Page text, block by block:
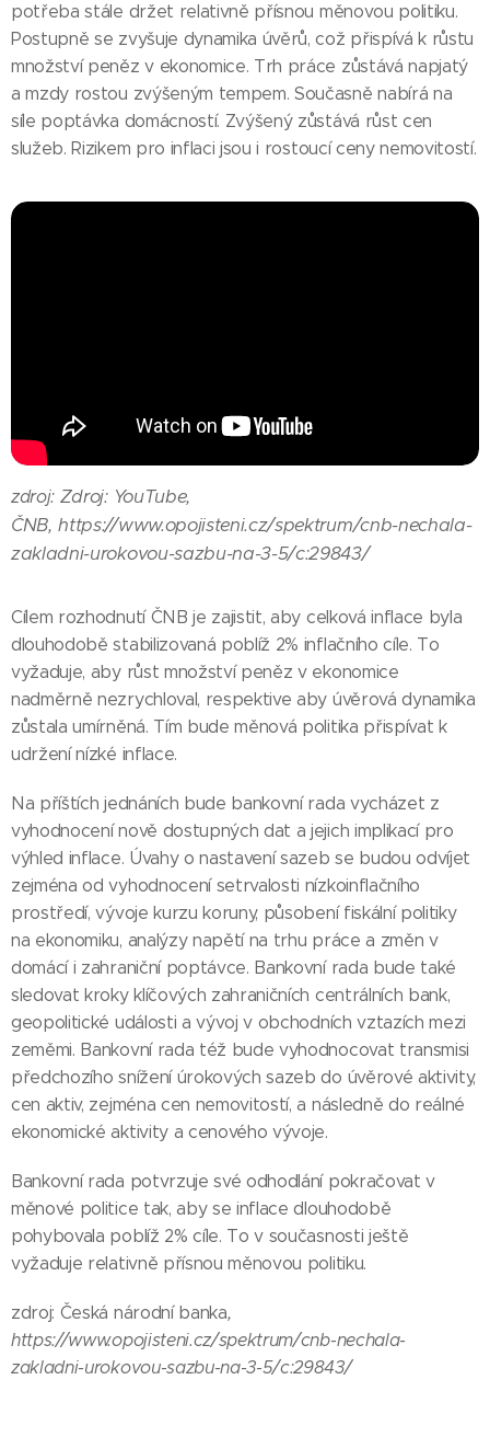
potřeba stále držet relativně přísnou měnovou politiku.
Postupně se zvyšuje dynamika úvěrů, což přispívá k růstu
množství peněz v ekonomice. Trh práce zůstává napjatý
a mzdy rostou zvýšeným tempem. Současně nabírá na
síle poptávka domácností. Zvýšený zůstává růst cen
služeb. Rizikem pro inflaci jsou i rostoucí ceny nemovitostí.
zdroj: Zdroj: YouTube,
ČNB,https://www.opojisteni.cz/spektrum/cnb-nechala-
zakladni-urokovou-sazbu-na-3-5/c:29843/
Cílem rozhodnutí ČNB je zajistit, aby celková inflace byla
dlouhodobě stabilizovaná poblíž 2% inflačního cíle. To
vyžaduje, aby růst množství peněz v ekonomice
nadměrně nezrychloval, respektive aby úvěrová dynamika
zůstala umírněná. Tím bude měnová politika přispívat k
udržení nízké inflace.
Na příštích jednáních bude bankovní rada vycházet z
vyhodnocení nově dostupných dat a jejich implikací pro
výhled inflace. Úvahy o nastavení sazeb se budou odvíjet
zejména od vyhodnocení setrvalosti nízkoinflačního
prostředí, vývoje kurzu koruny, působení fiskální politiky
na ekonomiku, analýzy napětí na trhu práce a změn v
domácí i zahraniční poptávce. Bankovní rada bude také
sledovat kroky klíčových zahraničních centrálních bank,
geopolitické události a vývoj v obchodních vztazích mezi
zeměmi. Bankovní rada též bude vyhodnocovat transmisi
předchozího snížení úrokových sazeb do úvěrové aktivity,
cen aktiv, zejména cen nemovitostí, a následně do reálné
ekonomické aktivity a cenového vývoje.
Bankovní rada potvrzuje své odhodlání pokračovat v
měnové politice tak, aby se inflace dlouhodobě
pohybovala poblíž 2% cíle. To v současnosti ještě
vyžaduje relativně přísnou měnovou politiku.
zdroj: Česká národní banka,
https://www.opojisteni.cz/spektrum/cnb-nechala-
zakladni-urokovou-sazbu-na-3-5/c:29843/